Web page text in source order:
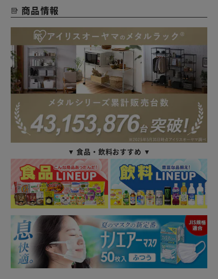
商品情報
▼ 食品・飲料おすすめ ▼